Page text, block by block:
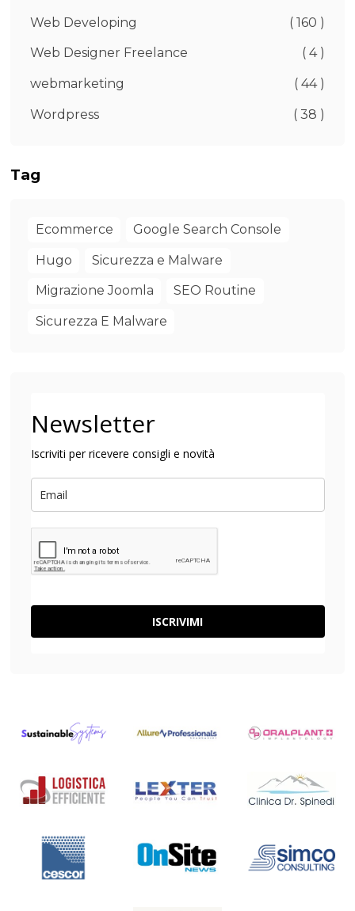
Web Developing ( 160 )
Web Designer Freelance ( 4 )
webmarketing ( 44 )
Wordpress ( 38 )
Tag
Ecommerce Google Search Console
Hugo Sicurezza e Malware
Migrazione Joomla SEO Routine
Sicurezza E Malware
Newsletter
Iscriviti per ricevere consigli e novità
ISCRIVIMI